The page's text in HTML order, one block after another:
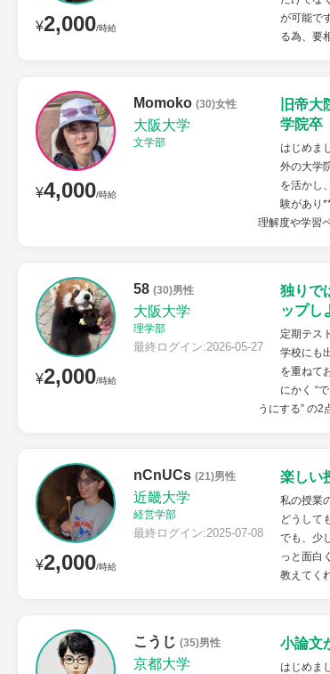
¥2,000/時給
が可能で
る為、要
¥4,000/時給
Momoko (30)女性
大阪大学
文学部
旧帝
学院卒
はじめま
外の大学
を活かし
験があり
理解度や学習
¥2,000/時給
58 (30)男性
大阪大学
理学部
最終ログイン:2026-05-27
独りで
ップし
定期テス
学校にも
を重ねて
にかく “
うにする” の2
¥2,000/時給
nCnUCs (21)男性
近畿大学
経営学部
最終ログイン:2025-07-08
楽しい
私の授業
どうして
でも、少
っと面白
教えてく
こうじ (35)男性
京都大学
小論文
はじめま